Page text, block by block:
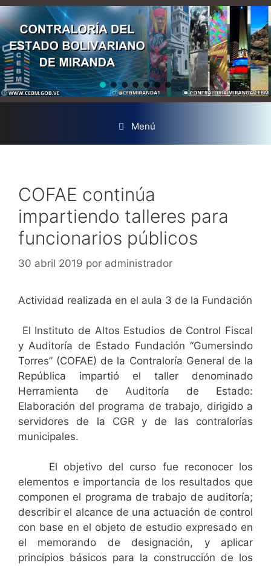
Menú
COFAE continúa
impartiendo talleres para
funcionarios públicos
30 abril 2019 por administrador
Actividad realizada en el aula 3 de la Fundación
El Instituto de Altos Estudios de Control Fiscal
y Auditoría de Estado Fundación “Gumersindo
Torres” (COFAE) de la Contraloría General de la
República impartió el taller denominado
Herramienta de Auditoría de Estado:
Elaboración del programa de trabajo, dirigido a
servidores de la CGR y de las contralorías
municipales.
El objetivo del curso fue reconocer los
elementos e importancia de los resultados que
componen el programa de trabajo de auditoría;
describir el alcance de una actuación de control
con base en el objeto de estudio expresado en
el memorando de designación, y aplicar
principios básicos para la construcción de los